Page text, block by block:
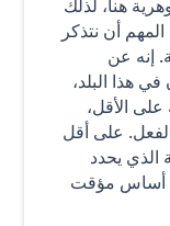
هنا، لذلك
أن نتذكر
إنه عن
هذا البلد،
على الأقل،
على أقل
الذي يحدد
أساس مؤقت